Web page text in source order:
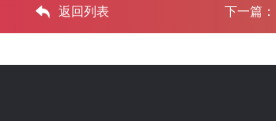
返回列表 下一篇：